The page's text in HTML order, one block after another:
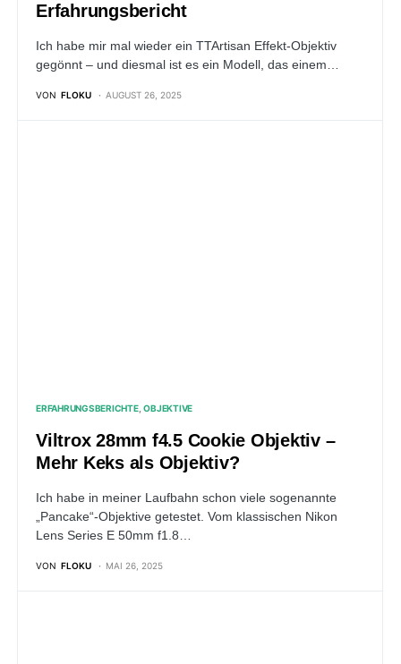
Erfahrungsbericht
Ich habe mir mal wieder ein TTArtisan Effekt-Objektiv
gegönnt – und diesmal ist es ein Modell, das einem…
VON FLOKU AUGUST 26, 2025
ERFAHRUNGSBERICHTE OBJEKTIVE
Viltrox 28mm f4.5 Cookie Objektiv –
Mehr Keks als Objektiv?
Ich habe in meiner Laufbahn schon viele sogenannte
„Pancake“-Objektive getestet. Vom klassischen Nikon
Lens Series E 50mm f1.8…
VON FLOKU MAI 26, 2025